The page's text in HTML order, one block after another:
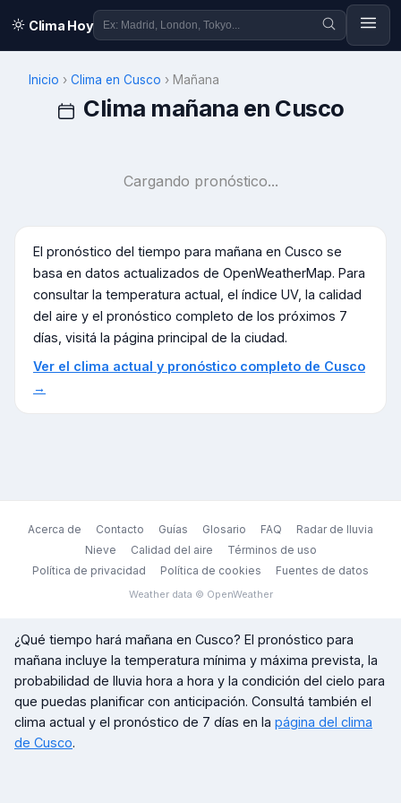
Clima Hoy
Inicio › Clima en Cusco › Mañana
Clima mañana en Cusco
Cargando pronóstico...
El pronóstico del tiempo para mañana en Cusco se
basa en datos actualizados de OpenWeatherMap. Para
consultar la temperatura actual, el índice UV, la calidad
del aire y el pronóstico completo de los próximos 7
días, visitá la página principal de la ciudad.
Ver el clima actual y pronóstico completo de Cusco
→
Acerca de Contacto Guías Glosario FAQ
Radar de lluvia
Nieve
Calidad del aire
Términos de uso
Política de privacidad
Política de cookies Fuentes de datos
Weather data © OpenWeather
¿Qué tiempo hará mañana en Cusco? El pronóstico para
mañana incluye la temperatura mínima y máxima prevista, la
probabilidad de lluvia hora a hora y la condición del cielo para
que puedas planificar con anticipación. Consultá también el
clima actual y el pronóstico de 7 días en la página del clima
de Cusco.